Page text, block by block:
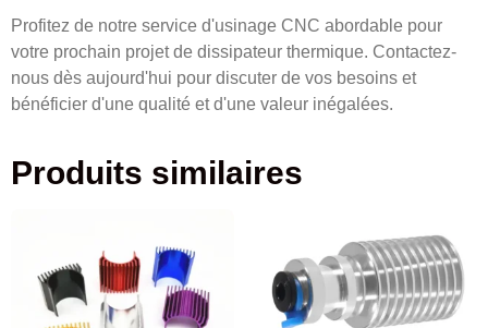
Profitez de notre service d'usinage CNC abordable pour
votre prochain projet de dissipateur thermique. Contactez-
nous dès aujourd'hui pour discuter de vos besoins et
bénéficier d'une qualité et d'une valeur inégalées.
Produits similaires